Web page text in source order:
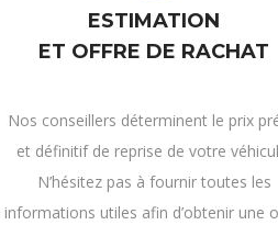
ESTIMATION
ET OFFRE DE RACHAT
Nos conseillers déterminent le prix
et définitif de reprise de votre
N’hésitez pas à fournir toutes les
informations utiles afin d’obtenir une